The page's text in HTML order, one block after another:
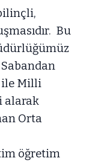
Bu
ile Milli
alarak
Orta
öğretim